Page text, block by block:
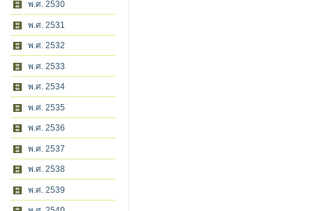
พ.ศ. 2530
พ.ศ. 2531
พ.ศ. 2532
พ.ศ. 2533
พ.ศ. 2534
พ.ศ. 2535
พ.ศ. 2536
พ.ศ. 2537
พ.ศ. 2538
พ.ศ. 2539